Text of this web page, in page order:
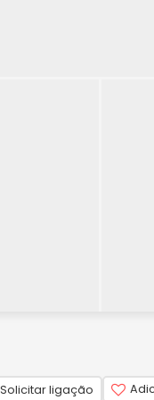
Solicitar ligação